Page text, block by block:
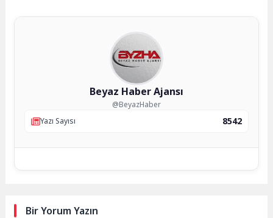
Beyaz Haber Ajansı
@BeyazHaber
Yazı Sayısı
8542
Bir Yorum Yazın